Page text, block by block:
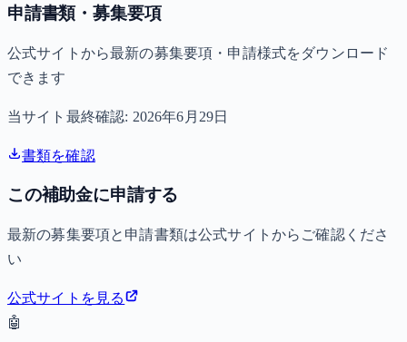
申請書類・募集要項
公式サイトから最新の募集要項・申請様式をダウンロード
できます
当サイト最終確認: 2026年6月29日
書類を確認
この補助金に申請する
最新の募集要項と申請書類は公式サイトからご確認くださ
い
公式サイトを見る
🤖